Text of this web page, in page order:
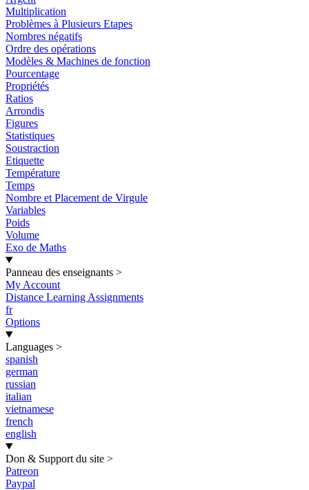
Multiplication
Problèmes à Plusieurs Etapes
Nombres négatifs
Ordre des opérations
Modèles & Machines de fonction
Pourcentage
Propriétés
Ratios
Arrondis
Figures
Statistiques
Soustraction
Etiquette
Température
Temps
Nombre et Placement de Virgule
Variables
Poids
Volume
Exo de Maths
Panneau des enseignants >
My Account
Distance Learning Assignments
fr
Options
Languages >
spanish
german
russian
italian
vietnamese
french
english
Don & Support du site >
Patreon
Paypal